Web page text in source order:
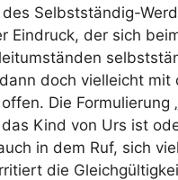
Selbstständig-
Eindruck, der sich
doch vielleicht mit
Die Formulierung
Kind von Urs ist
in dem Ruf, sich
die